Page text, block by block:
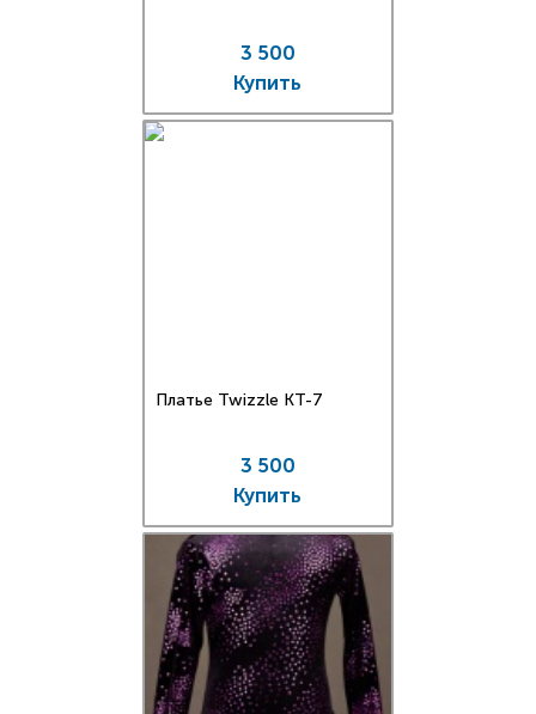
3 500
Купить
Платье Twizzle КT-7
3 500
Купить